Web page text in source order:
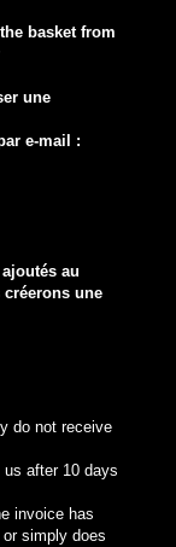
basket from
une
e-mail :
au
une
do not receive
us after 10 days
invoice has
simply does